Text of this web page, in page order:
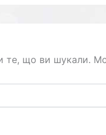
те, що ви шукали.